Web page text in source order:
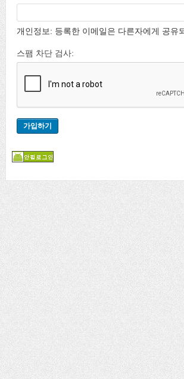
개인정보: 등록한 이메일은 다른자에게 공유
스팸 차단 검사: